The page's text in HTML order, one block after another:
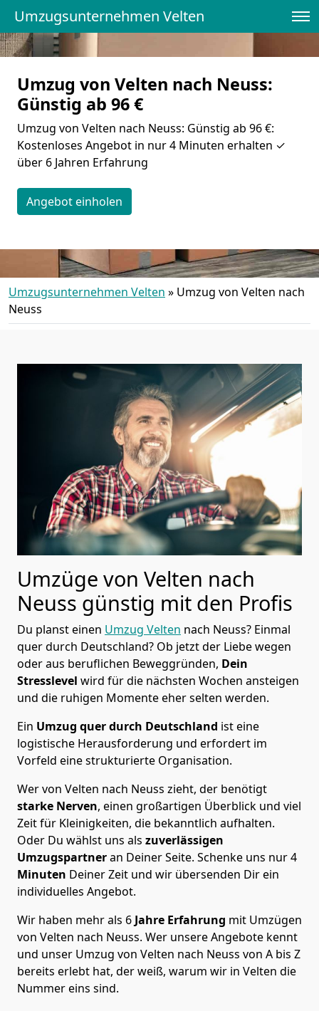
Umzugsunternehmen Velten
Umzug von Velten nach Neuss:
Günstig ab 96 €
Umzug von Velten nach Neuss: Günstig ab 96 €:
Kostenloses Angebot in nur 4 Minuten erhalten ✓
über 6 Jahren Erfahrung
Angebot einholen
Umzugsunternehmen Velten » Umzug von Velten nach
Neuss
Umzüge von Velten nach
Neuss günstig mit den Profis
Du planst einen Umzug Velten nach Neuss? Einmal
quer durch Deutschland? Ob jetzt der Liebe wegen
oder aus beruflichen Beweggründen, Dein
Stresslevel wird für die nächsten Wochen ansteigen
und die ruhigen Momente eher selten werden.
Ein Umzug quer durch Deutschland ist eine
logistische Herausforderung und erfordert im
Vorfeld eine strukturierte Organisation.
Wer von Velten nach Neuss zieht, der benötigt
starke Nerven, einen großartigen Überblick und viel
Zeit für Kleinigkeiten, die bekanntlich aufhalten.
Oder Du wählst uns als zuverlässigen
Umzugspartneran Deiner Seite. Schenke uns nur4
Minuten Deiner Zeit und wir übersenden Dir ein
individuelles Angebot.
Wir haben mehr als 6 Jahre Erfahrung mit Umzügen
von Velten nach Neuss. Wer unsere Angebote kennt
und unser Umzug von Velten nach Neuss von A bis Z
bereits erlebt hat, der weiß, warum wir in Velten die
Nummer eins sind.